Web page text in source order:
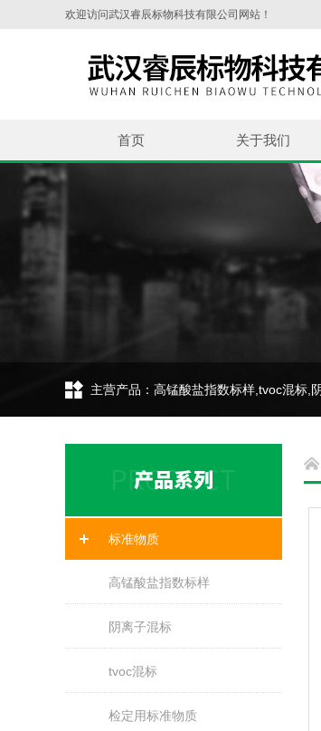
欢迎访问武汉睿辰标物科技有限公司网站！
首页 关于我们
主营产品：高锰酸盐指数标样,tvoc混标,
标准物质
高锰酸盐指数标样
阴离子混标
tvoc混标
检定用标准物质